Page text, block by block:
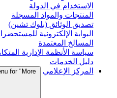
الاستخدام في الدولة
المنتجات والمواد المسجلة
تصديق الوثائق (بلوك تشين)
البوابة الإلكترونية
المسالخ المعتمدة
سياسة الأنظمة الإدارية
دليل الخدمات
المركز الإعلامي
for "More"